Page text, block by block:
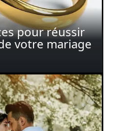
pour réussir
votre mariage